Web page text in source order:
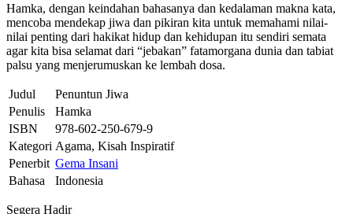
Hamka, dengan keindahan bahasanya dan kedalaman makna kata,
mencoba mendekap jiwa dan pikiran kita untuk memahami nilai-
nilai penting dari hakikat hidup dan kehidupan itu sendiri semata
agar kita bisa selamat dari “jebakan” fatamorgana dunia dan tabiat
palsu yang menjerumuskan ke lembah dosa.
Judul
Penuntun Jiwa
Penulis
Hamka
ISBN
978-602-250-679-9
Kategori Agama, Kisah Inspiratif
Penerbit Gema Insani
Bahasa
Indonesia
Segera Hadir